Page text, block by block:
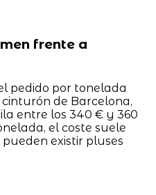
frente a
pedido por tonelada
de Barcelona,
entre los 340 € y 360
el coste suele
existir pluses